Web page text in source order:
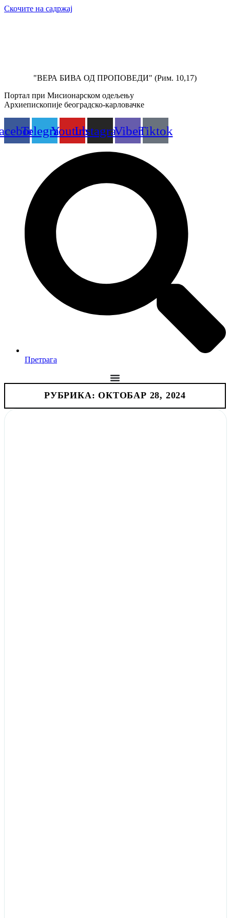
Скочите на садржај
"ВЕРА БИВА ОД ПРОПОВЕДИ" (Рим. 10,17)
Портал при Мисионарском одељењу
Архиепископије београдско-карловачке
TelegramYoutubeInstagramViberTiktok
Претрага
РУБРИКА: ОКТОБАР 28, 2024